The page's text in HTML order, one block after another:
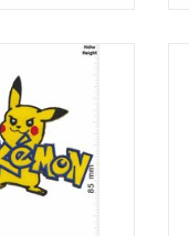
Pokémon - font
WINKELWAGEN